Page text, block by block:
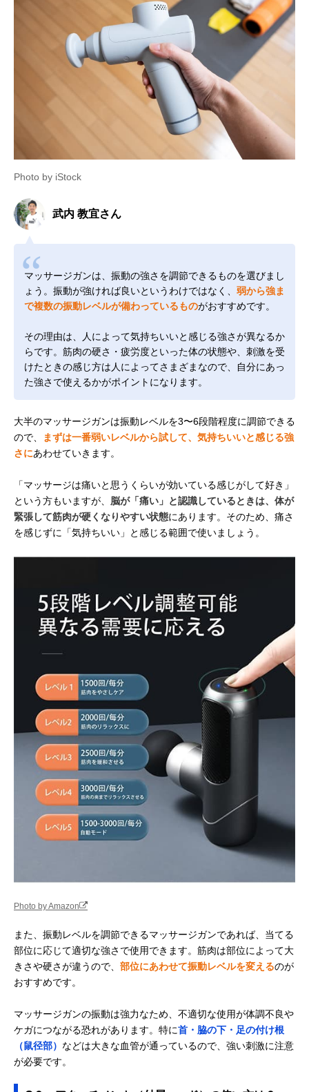
Photo by iStock
武内 教宜さん
マッサージガンは、振動の強さを調節できるものを選びまし
ょう。振動が強ければ良いというわけではなく、 弱から強ま
で複数の振動レベルが備わっているものがおすすめです。
その理由は、人によって気持ちいいと感じる強さが異なるか
らです。筋肉の硬さ・疲労度といった体の状態や、刺激を受
けたときの感じ方は人によってさまざまなので、自分にあっ
た強さで使えるかがポイントになります。
大半のマッサージガンは振動レベルを3〜6段階程度に調節できる
ので、
まずは一番弱いレベルから試して、気持ちいいと感じる強
さにあわせていきます。
「マッサージは痛いと思うくらいが効いている感じがして好き」
という方もいますが、 脳が「痛い」と認識しているときは、体が
緊張して筋肉が硬くなりやすい状態にあります。そのため、痛さ
を感じずに「気持ちいい」と感じる範囲で使いましょう。
Photo by Amazon
また、振動レベルを調節できるマッサージガンであれば、当てる
部位に応じて適切な強さで使用できます。筋肉は部位によって大
きさや硬さが違うので、 部位にあわせて振動レベルを変えるのが
おすすめです。
マッサージガンの振動は強力なため、不適切な使用が体調不良や
ケガにつながる恐れがあります。特に首・脇の下・足の付け根
（鼠径部） などは大きな血管が通っているので、強い刺激に注意
が必要です。